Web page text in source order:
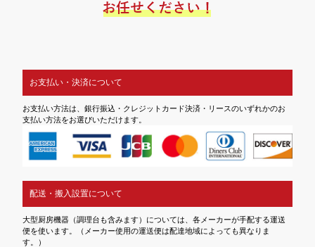
お支払い・決済について
お支払い方法は、銀行振込・クレジットカード決済・リースのいずれかのお
支払い方法をお選びいただけます。
配送・搬入設置について
大型厨房機器（調理台も含みます）については、各メーカーが手配する運送
便を使います。（メーカー使用の運送便は配達地域によっても異なりま
す。）